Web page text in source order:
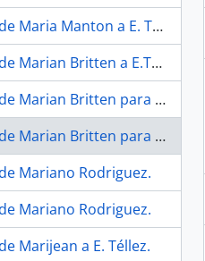
Maria Manton a E. Téllez.
Marian Britten a E.Téllez
Britten para Eugenio Téllez
Marian Britten para Téllez
Mariano Rodriguez.
Mariano Rodriguez.
Marijean a E. Téllez.